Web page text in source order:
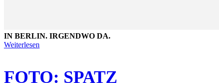
IN BERLIN. IRGENDWO DA.
Weiterlesen
FOTO: SPATZ